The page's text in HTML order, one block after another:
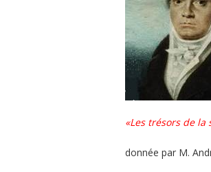
«Les trésors de la
donnée par M.